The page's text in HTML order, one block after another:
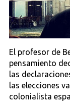
El profesor de
pensamiento
las
las elecciones
colonialista